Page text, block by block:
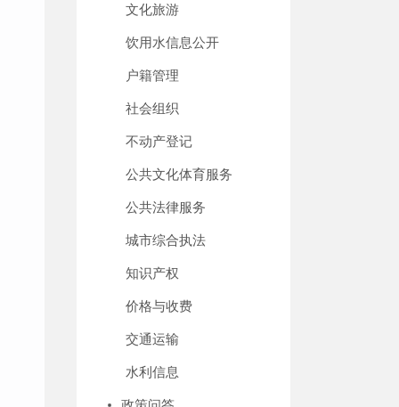
文化旅游
饮用水信息公开
户籍管理
社会组织
不动产登记
公共文化体育服务
公共法律服务
城市综合执法
知识产权
价格与收费
交通运输
水利信息